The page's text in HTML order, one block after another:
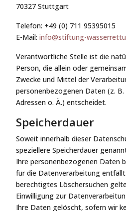
70327 Stuttgart
Telefon: +49 (0) 711 95395015
E-Mail: info@stiftung-
Verantwortliche Stelle ist die
Person, die allein oder
Zwecke und Mittel der
personenbezogenen Daten (z. B.
Adressen o. Ä.) entscheidet.
Speicherdauer
Soweit innerhalb dieser
speziellere Speicherdauer
Ihre personenbezogenen Daten
für die Datenverarbeitung
berechtigtes Löschersuchen
Einwilligung zur
Ihre Daten gelöscht, sofern wir